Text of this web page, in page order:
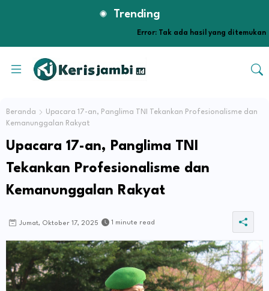
Trending
Error: Tak ada hasil yang ditemukan
Beranda
Upacara 17-an, Panglima TNI Tekankan Profesionalisme dan
Kemanunggalan Rakyat
Upacara 17-an, Panglima TNI
Tekankan Profesionalisme dan
Kemanunggalan Rakyat
Jumat, Oktober 17, 2025 1 minute read